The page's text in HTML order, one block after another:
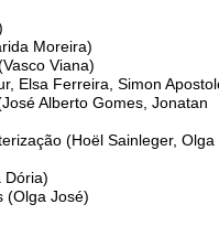
Moreira)
Viana)
Elsa Ferreira, Simon
Alberto Gomes, Jonatan
(Hoël Sainleger, Olga
Dória)
(Olga José)